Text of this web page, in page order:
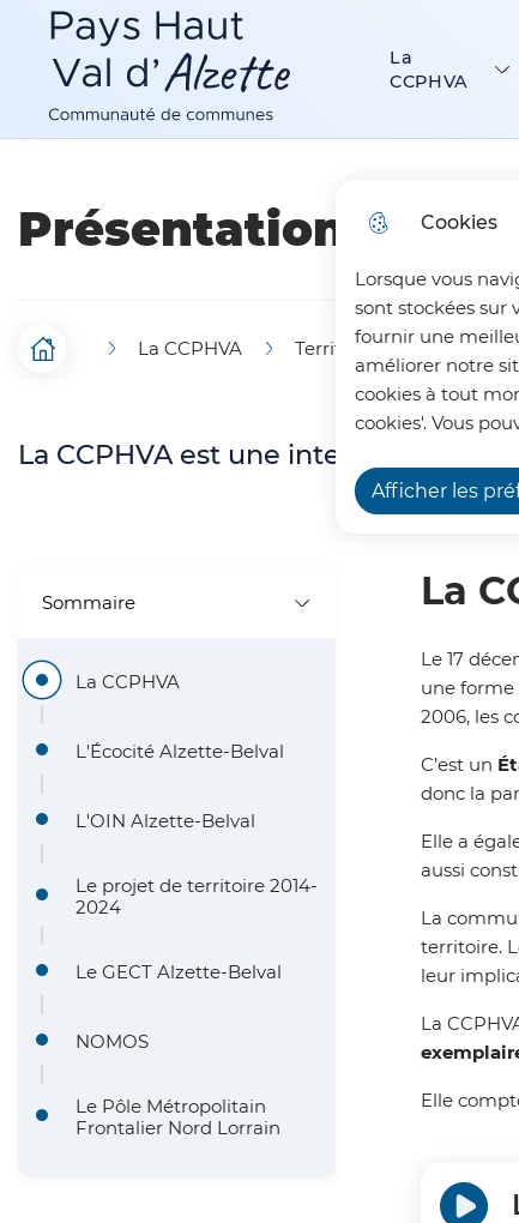
Cookies
Lorsque vous
sont stockées sur
fournir une
améliorer notre
cookies à tout
cookies'. Vous
Afficher les
Aller au menu Aller à la recherche Aller
Communauté de Communes Pays Haut Val d’Alzette
a
g
a
t
i
o
n
p
r
La
CCPHVA
Présentation
F
l
A
i
a
n
e
Accueil La CCPHVA Territoire
La CCPHVA est une
Sommaire
La CCPHVA
L'Écocité Alzette-Belval
L'OIN Alzette-Belval
Le projet de territoire 2014-
2024
Le GECT Alzette-Belval
NOMOS
Le Pôle Métropolitain
Frontalier Nord Lorrain
La
Le 17
une forme
2006, les
C’est un
donc la
Elle a
aussi
La
territoire.
leur
La
Elle